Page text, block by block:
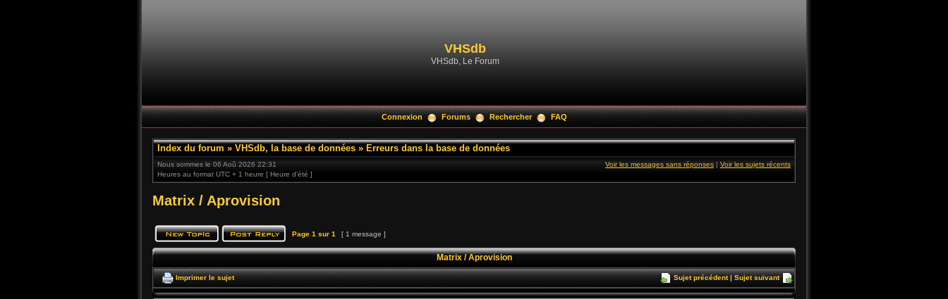
VHSdb
VHSdb, Le Forum
Connexion Forums Rechercher FAQ
Index du forum » VHSdb, la base de données » Erreurs dans la base de données
Nous sommes le 06 Aoû 2026 22:31
Heures au format UTC + 1 heure [ Heure d’été ]
Voir les messages sans réponses | Voir les sujets récents
Matrix / Aprovision
Page 1 sur 1 [ 1 message ]
Matrix / Aprovision
Imprimer le sujet Sujet précédent| Sujet suivant